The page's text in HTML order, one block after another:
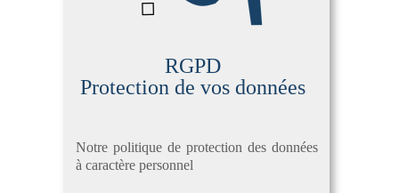
Notre politique de protection des données
à caractère personnel
RGPD
Protection de vos données